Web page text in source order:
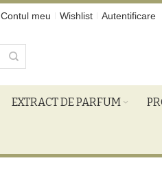
Contul meu Wishlist Autentificare
EXTRACT DE PARFUM